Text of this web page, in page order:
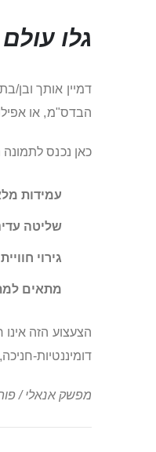
גלו
דמיין אותך
הבדס"מ, או
כאן נכנס לתמונה
עמידות
שליטה
גירוי
מתאים
הצעצוע הזה
דומיננטיות-
מפשק אנאלי /